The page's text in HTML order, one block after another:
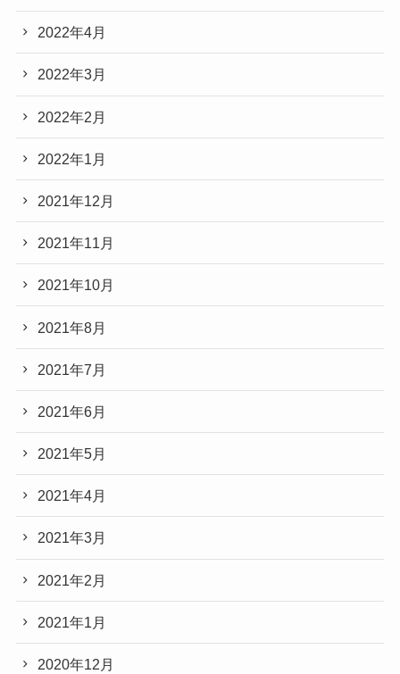
2022年4月
2022年3月
2022年2月
2022年1月
2021年12月
2021年11月
2021年10月
2021年8月
2021年7月
2021年6月
2021年5月
2021年4月
2021年3月
2021年2月
2021年1月
2020年12月